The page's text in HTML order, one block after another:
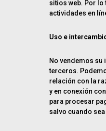
sitios web. Por lo
actividades en
Uso e
No vendemos
terceros.
relación con la
y en conexión
para procesar
salvo cuando